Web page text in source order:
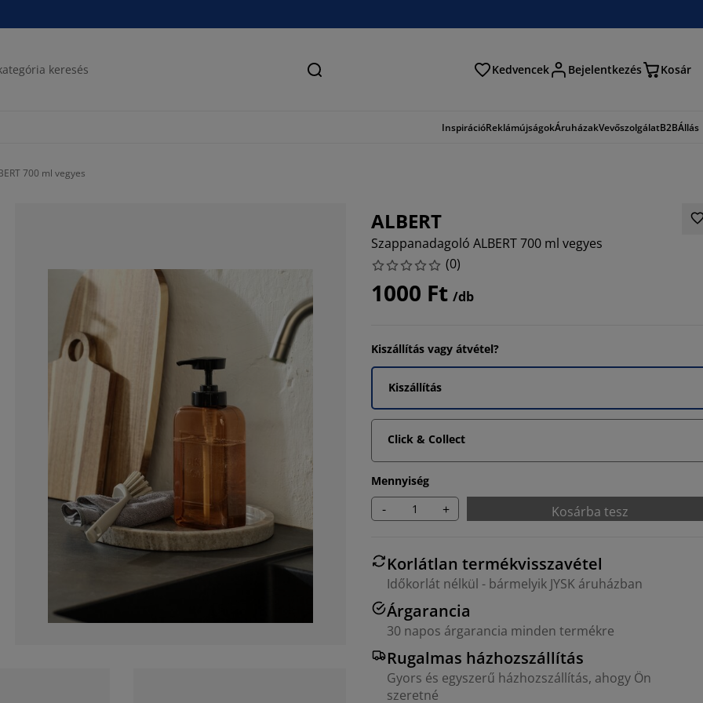
Keresés Kedvencek Bejelentkezés Kosár
InspirációReklámújságokÁruházakVevőszolgálatB2BÁllás
700 ml vegyes
ALBERT
Szappanadagoló ALBERT 700 ml vegyes
(0)
1000 Ft /db
Kiszállítás vagy átvétel?
Kiszállítás
Click & Collect
Mennyiség
- + Kosárba tesz
Korlátlan termékvisszavétel
Időkorlát nélkül - bármelyik JYSK áruházban
Árgarancia
30 napos árgarancia minden termékre
Rugalmas házhozszállítás
Gyors és egyszerű házhozszállítás, ahogy Ön
szeretné